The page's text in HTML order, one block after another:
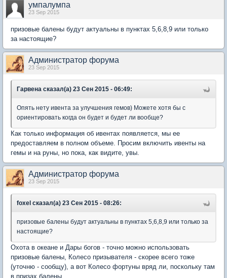
умпалумпа
23 Sep 2015
призовые балены будут актуальны в пунктах 5,6,8,9 или только
за настоящие?
Администратор форума
23 Sep 2015
Гарвена сказал(а) 23 Сен 2015 - 06:49:
Опять нету ивента за улучшения гемов) Можете хотя бы с
ориентировать когда он будет и будет ли вообще?
Как только информация об ивентах появляется, мы ее
предоставляем в полном объеме. Просим включить ивенты на
гемы и на руны, но пока, как видите, увы.
Администратор форума
23 Sep 2015
foxel сказал(а) 23 Сен 2015 - 08:26:
призовые балены будут актуальны в пунктах 5,6,8,9 или только за
настоящие?
Охота в океане и Дары богов - точно можно использовать
призовые балены, Колесо призывателя - скорее всего тоже
(уточню - сообщу), а вот Колесо фортуны вряд ли, поскольку там
в призах балены.